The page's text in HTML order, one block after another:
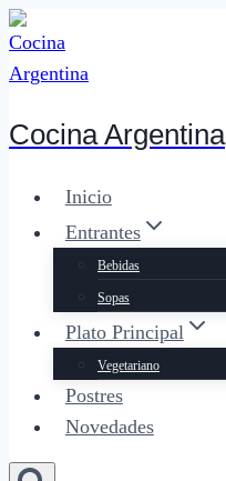
Saltar
al
contenido
Cocina Argentina
Inicio
Entrantes
Bebidas
Sopas
Plato Principal
Vegetariano
Postres
Novedades